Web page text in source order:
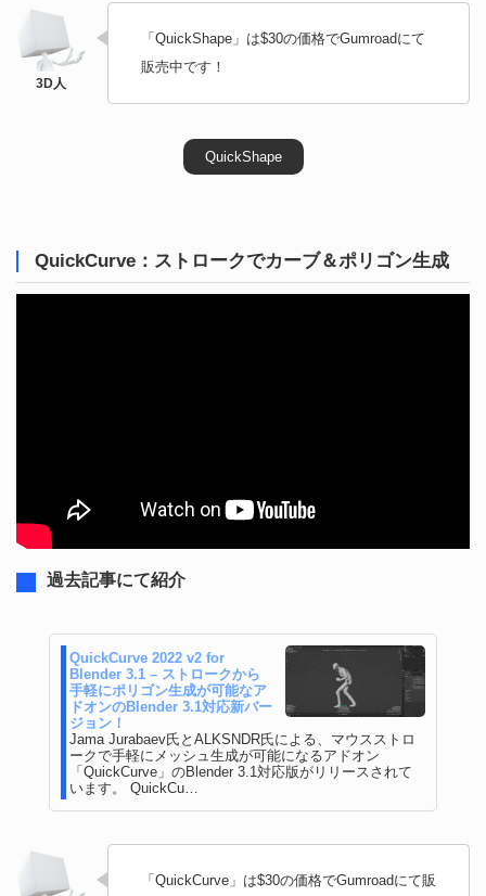
「QuickShape」は$30の価格でGumroadにて
販売中です！
QuickShape
QuickCurve：ストロークでカーブ＆ポリゴン生成
過去記事にて紹介
QuickCurve 2022 v2 for
Blender 3.1 – ストロークから
手軽にポリゴン生成が可能なア
ドオンのBlender 3.1対応新バー
ジョン！
Jama Jurabaev氏とALKSNDR氏による、マウスストロ
ークで手軽にメッシュ生成が可能になるアドオン
「QuickCurve」のBlender 3.1対応版がリリースされて
います。 QuickCu…
「QuickCurve」は$30の価格でGumroadにて販